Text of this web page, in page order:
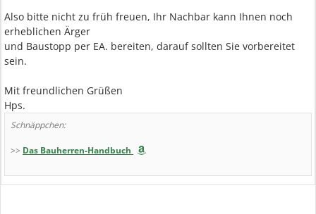
Also bitte nicht zu früh freuen, Ihr Nachbar kann Ihnen noch
erheblichen Ärger
und Baustopp per EA. bereiten, darauf sollten Sie vorbereitet
sein.
Mit freundlichen Grüßen
Hps.
Schnäppchen:
>> Das Bauherren-Handbuch